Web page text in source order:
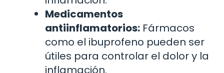
Medicamentos
antiinflamatorios: Fármacos
como el ibuprofeno pueden ser
útiles para controlar el dolor y la
inflamación.